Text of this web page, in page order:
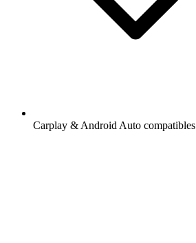
Carplay & Android Auto compatibles